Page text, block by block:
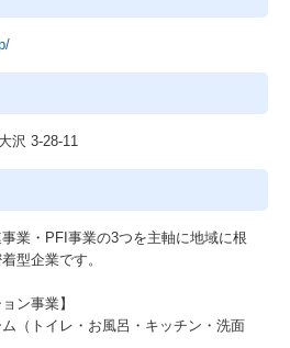
沢 3-28-11
業・PFI事業の3つを主軸に地域に根
型企業です。
ン事業】
（トイレ・お風呂・キッチン・洗面